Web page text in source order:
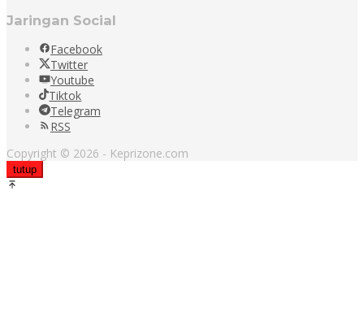
Jaringan Social
Facebook
Twitter
Youtube
Tiktok
Telegram
RSS
Copyright © 2026 - Keprizone.com
tutup